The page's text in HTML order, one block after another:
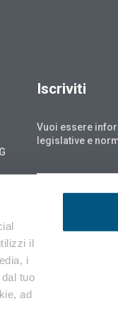
il
i
tuo
ad
Iscriviti
Vuoi essere
legislative e